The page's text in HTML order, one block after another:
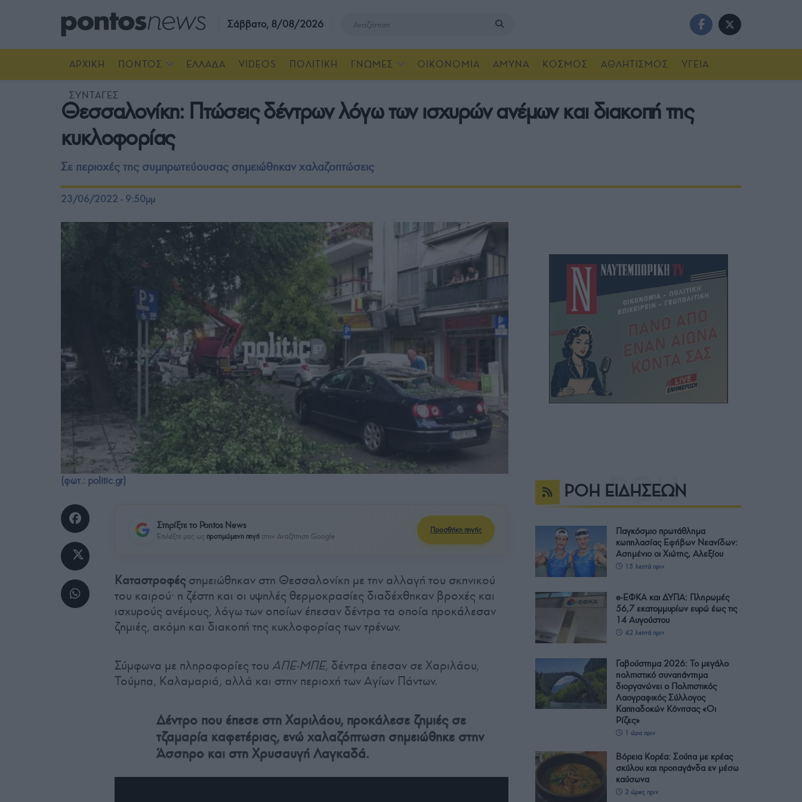
Σάββατο, 8/08/2026
ΑΡΧΙΚΗ ΠΟΝΤΟΣ ΕΛΛΑΔΑ VIDEOS ΠΟΛΙΤΙΚΗ ΓΝΩΜΕΣ ΟΙΚΟΝΟΜΙΑ ΑΜΥΝΑ ΚΟΣΜΟΣ ΑΘΛΗΤΙΣΜΟΣ ΥΓΕΙΑ
ΣΥΝΤΑΓΕΣ
Θεσσαλονίκη: Πτώσεις δέντρων λόγω των ισχυρών ανέμων και διακοπή της
κυκλοφορίας
Σε περιοχές της συμπρωτεύουσας σημειώθηκαν χαλαζοπτώσεις
23/06/2022 - 9:50μμ
(φωτ.: politic.gr)
Στηρίξτε το Pontos News
Επιλέξτε μας ως προτιμώμενη πηγή στην Αναζήτηση Google
Προσθήκη πηγής
Καταστροφέςσημειώθηκαν στη Θεσσαλονίκη με την αλλαγή του σκηνικού
του καιρού· η ζέστη και οι υψηλές θερμοκρασίες διαδέχθηκαν βροχές και
ισχυρούς ανέμους, λόγω των οποίων έπεσαν δέντρα τα οποία προκάλεσαν
ζημιές, ακόμη και διακοπή της κυκλοφορίας των τρένων.
Σύμφωνα με πληροφορίες του ΑΠΕ-ΜΠΕ, δέντρα έπεσαν σε Χαριλάου,
Τούμπα, Καλαμαριά, αλλά και στην περιοχή των Αγίων Πάντων.
Δέντρο που έπεσε στη Χαριλάου, προκάλεσε ζημιές σε
τζαμαρία καφετέριας, ενώ χαλαζόπτωση σημειώθηκε στην
Άσσηρο και στη Χρυσαυγή Λαγκαδά.
ΡΟΗ ΕΙΔΗΣΕΩΝ
Παγκόσμιο πρωτάθλημα
κωπηλασίας Εφήβων Νεανίδων:
Ασημένιο οι Χιώτης, Αλεξίου
15 λεπτά πριν
e-ΕΦΚΑ και ΔΥΠΑ: Πληρωμές
56,7 εκατομμυρίων ευρώ έως τις
14 Αυγούστου
42 λεπτά πριν
Γαβούστημα 2026: Το μεγάλο
πολιτιστικό συναπάντημα
διοργανώνει ο Πολιτιστικός
Λαογραφικός Σύλλογος
Καππαδοκών Κόνιτσας «Οι
Ρίζες»
1 ώρα πριν
Βόρεια Κορέα: Σούπα με κρέας
σκύλου και προπαγάνδα εν μέσω
καύσωνα
2 ώρες πριν